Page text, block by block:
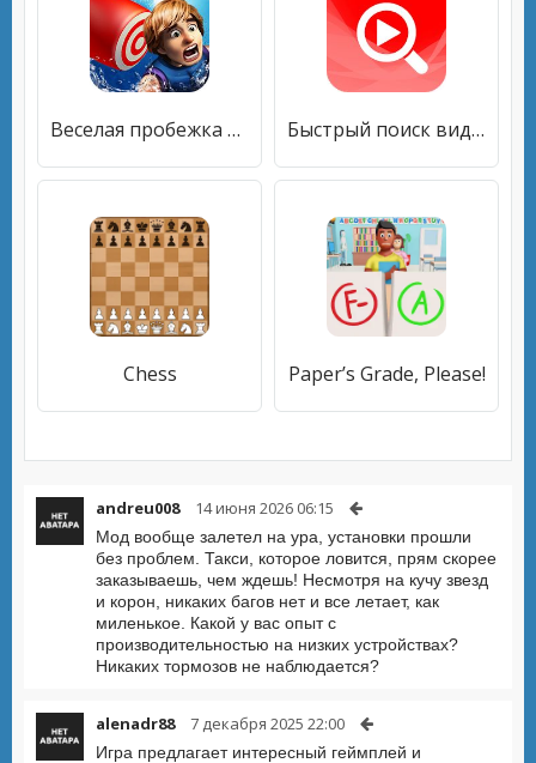
Веселая пробежка 3D Быстрый поиск видео в YouTube
Chess Paper’s Grade, Please!
andreu008 14 июня 2026 06:15
Мод вообще залетел на ура, установки прошли
без проблем. Такси, которое ловится, прям скорее
заказываешь, чем ждешь! Несмотря на кучу звезд
и корон, никаких багов нет и все летает, как
миленькое. Какой у вас опыт с
производительностью на низких устройствах?
Никаких тормозов не наблюдается?
alenadr88 7 декабря 2025 22:00
Игра предлагает интересный геймплей и